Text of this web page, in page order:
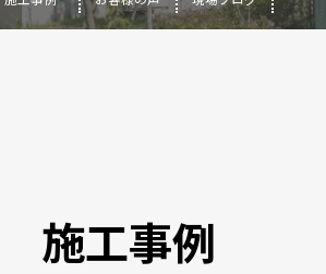
施工事例